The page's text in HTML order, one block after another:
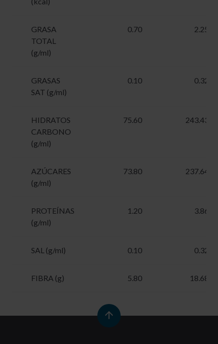
GRASA
TOTAL
(g/ml)
0.70 2.25
GRASAS
SAT (g/ml)
0.10 0.32
HIDRATOS
CARBONO
(g/ml)
75.60 243.43
AZÚCARES
(g/ml)
73.80 237.64
PROTEÍNAS
(g/ml)
1.20 3.86
SAL (g/ml) 0.10 0.32
FIBRA (g) 5.80 18.68